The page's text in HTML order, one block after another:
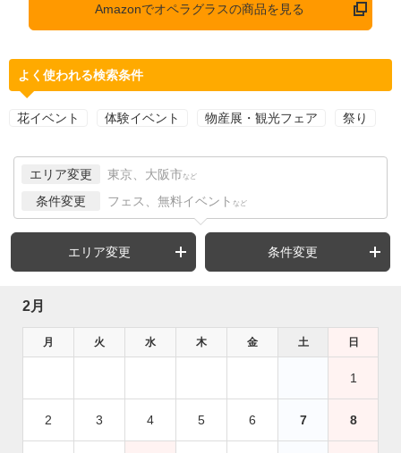
Amazonでオペラグラスの商品を見る
よく使われる検索条件
花イベント 体験イベント 物産展・観光フェア 祭り
エリア変更 東京、大阪市 など
条件変更 フェス、無料イベント など
エリア変更 条件変更
2月
月 火 水 木 金 土 日
1
2 3 4 5 6 7 8